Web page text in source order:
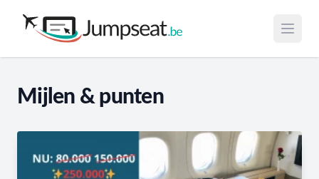
Open
Mijlen & punten